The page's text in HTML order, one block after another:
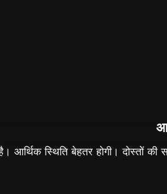
आर्थिक स्थिति बेहतर होगी। दोस्तों